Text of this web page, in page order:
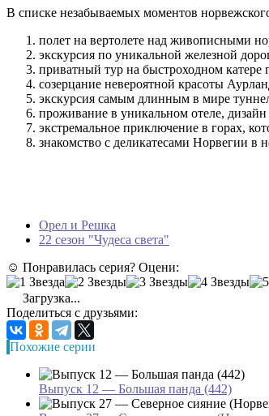
В списке незабываемых моментов
полет на вертолете над живописными
экскурсия по уникальной железной
приватный тур на быстроходном катере
созерцание невероятной красоты
экскурсия самым длинным в мире
проживание в уникальном отеле, дизайн
экстремальное приключение в горах,
знакомство с деликатесами Норвегии в
Орел и Решка
22 сезон "Чудеса света"
☺ Понравилась серия? Оцени:
Загрузка...
Поделиться с друзьями:
Похожие серии
Выпуск 12 — Большая панда (442)